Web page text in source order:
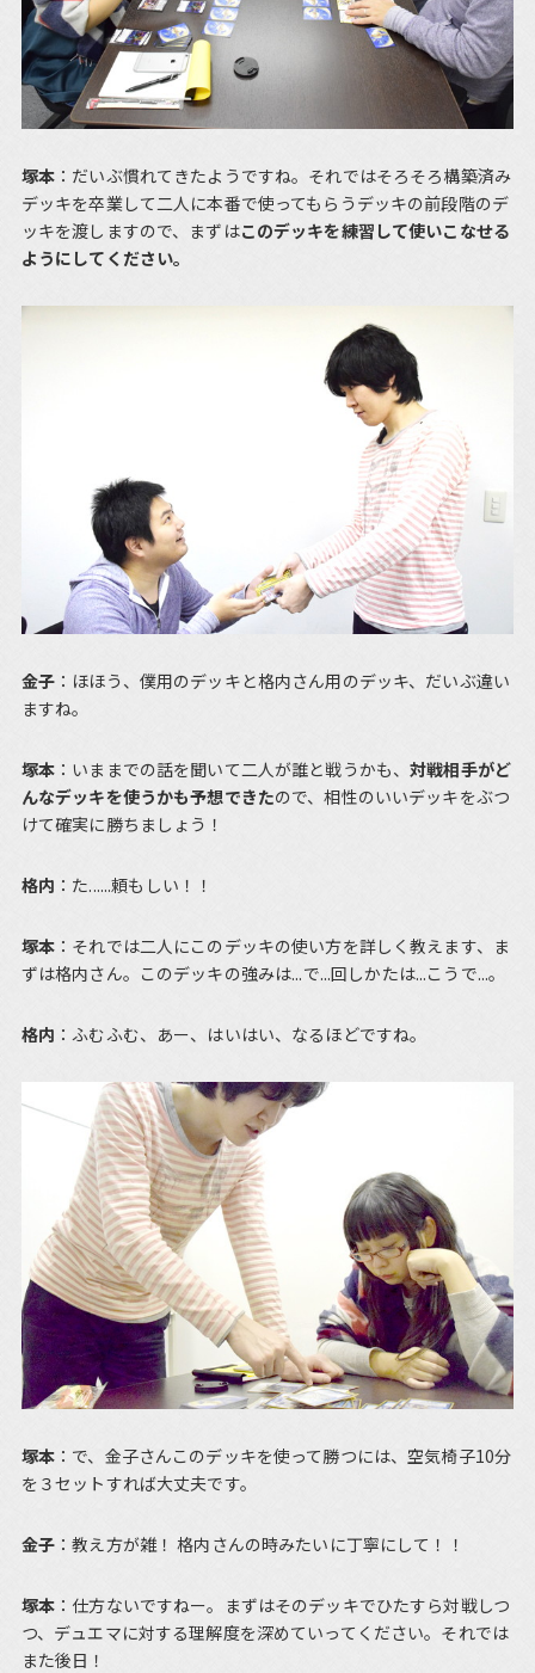
塚本 ：だいぶ慣れてきたようですね。それではそろそろ構築済み
デッキを卒業して二人に本番で使ってもらうデッキの前段階のデ
ッキを渡しますので、まずはこのデッキを練習して使いこなせる
ようにしてください。
金子 ：ほほう、僕用のデッキと格内さん用のデッキ、だいぶ違い
ますね。
塚本 ：いままでの話を聞いて二人が誰と戦うかも、対戦相手がど
んなデッキを使うかも予想できたので、相性のいいデッキをぶつ
けて確実に勝ちましょう！
格内 ：た......頼もしい！！
塚本 ：それでは二人にこのデッキの使い方を詳しく教えます、ま
ずは格内さん。このデッキの強みは...で...回しかたは...こうで...。
格内 ：ふむふむ、あー、はいはい、なるほどですね。
塚本 ：で、金子さんこのデッキを使って勝つには、空気椅子10分
を３セットすれば大丈夫です。
金子 ：教え方が雑！ 格内さんの時みたいに丁寧にして！！
塚本 ：仕方ないですねー。まずはそのデッキでひたすら対戦しつ
つ、デュエマに対する理解度を深めていってください。それでは
また後日！